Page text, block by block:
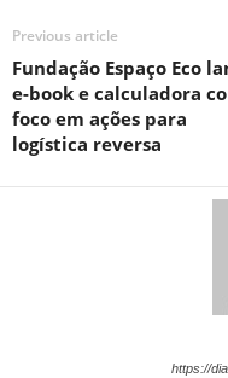
Previous article
Fundação Espaço Eco
e-book e calculadora
foco em ações para
logística reversa
https://